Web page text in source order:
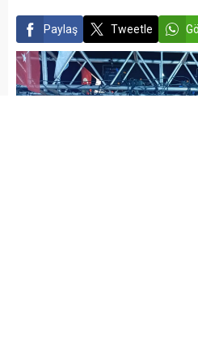
kapsamında düzenlenen
dağıtım programı,
Süleymanpaşa’da...
Paylaş Tweetle